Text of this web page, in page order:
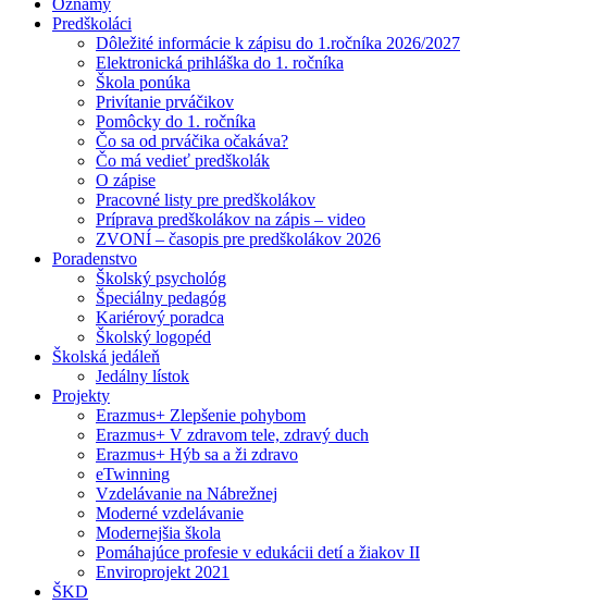
Oznamy
Predškoláci
Dôležité informácie k zápisu do 1.ročníka 2026/2027
Elektronická prihláška do 1. ročníka
Škola ponúka
Privítanie prváčikov
Pomôcky do 1. ročníka
Čo sa od prváčika očakáva?
Čo má vedieť predškolák
O zápise
Pracovné listy pre predškolákov
Príprava predškolákov na zápis – video
ZVONÍ – časopis pre predškolákov 2026
Poradenstvo
Školský psychológ
Špeciálny pedagóg
Kariérový poradca
Školský logopéd
Školská jedáleň
Jedálny lístok
Projekty
Erazmus+ Zlepšenie pohybom
Erazmus+ V zdravom tele, zdravý duch
Erazmus+ Hýb sa a ži zdravo
eTwinning
Vzdelávanie na Nábrežnej
Moderné vzdelávanie
Modernejšia škola
Pomáhajúce profesie v edukácii detí a žiakov II
Enviroprojekt 2021
ŠKD